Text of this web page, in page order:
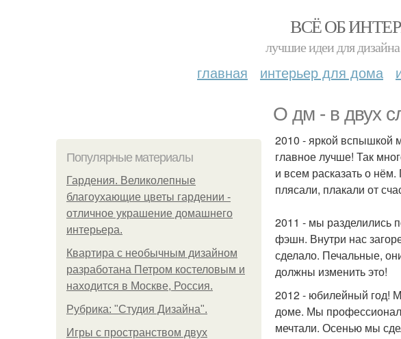
ВСЁ ОБ
лучшие идеи для
главная интерьер для дома
О дм - в двух
Популярные материалы
Гардения. Великолепные
благоухающие цветы гардении -
отличное украшение домашнего
интерьера.
Квартира с необычным дизайном
разработана Петром костеловым и
находится в Москве, Россия.
Рубрика: "Студия Дизайна".
Игры с пространством двух
2010 - яркой вспышкой
главное лучше! Так
и всем расказать о
плясали, плакали от
2011 - мы разделились
фэшн. Внутри нас
сделало. Печальные,
должны изменить это!
2012 - юбилейный год!
доме. Мы
мечтали. Осенью мы